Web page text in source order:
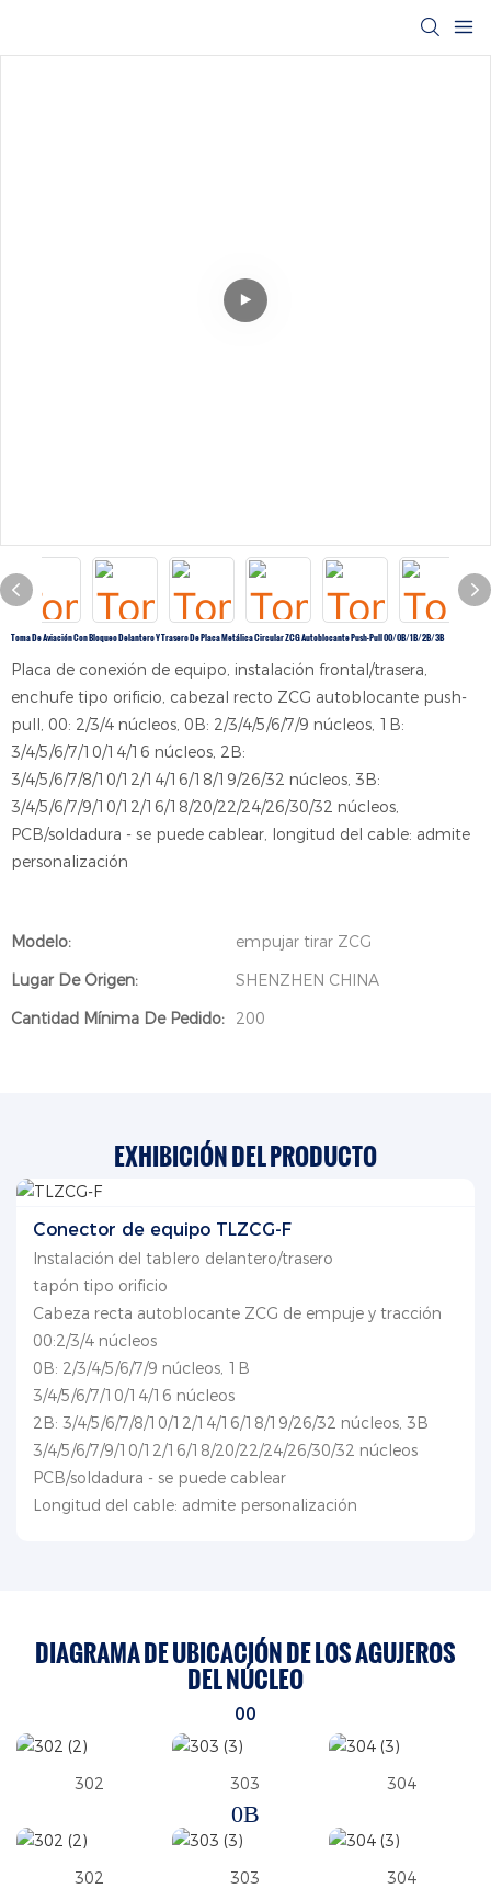
Toma De Aviación Con Bloqueo Delantero Y Trasero De Placa Metálica Circular ZCG Autoblocante Push-Pull 00/0B/1B/2B/3B
Placa de conexión de equipo, instalación frontal/trasera,
enchufe tipo orificio, cabezal recto ZCG autoblocante push-
pull, 00: 2/3/4 núcleos, 0B: 2/3/4/5/6/7/9 núcleos, 1B:
3/4/5/6/7/10/14/16 núcleos, 2B:
3/4/5/6/7/8/10/12/14/16/18/19/26/32 núcleos, 3B:
3/4/5/6/7/9/10/12/16/18/20/22/24/26/30/32 núcleos,
PCB/soldadura - se puede cablear, longitud del cable: admite
personalización
Modelo:
empujar tirar ZCG
Lugar De Origen:
SHENZHEN CHINA
Cantidad Mínima De Pedido:
200
EXHIBICIÓN DEL PRODUCTO
Conector de equipo TLZCG-F
Instalación del tablero delantero/trasero
tapón tipo orificio
Cabeza recta autoblocante ZCG de empuje y tracción
00:2/3/4 núcleos
0B: 2/3/4/5/6/7/9 núcleos, 1B
3/4/5/6/7/10/14/16 núcleos
2B: 3/4/5/6/7/8/10/12/14/16/18/19/26/32 núcleos, 3B
3/4/5/6/7/9/10/12/16/18/20/22/24/26/30/32 núcleos
PCB/soldadura - se puede cablear
Longitud del cable: admite personalización
DIAGRAMA DE UBICACIÓN DE LOS AGUJEROS
DEL NÚCLEO
00
302 303 304
0B
302 303 304